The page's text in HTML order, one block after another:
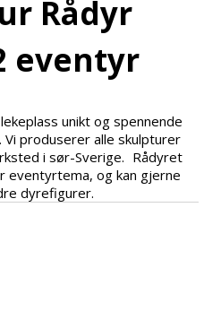
Rådyr
eventyr
unikt og spennende
produserer alle skulpturer
i sør-Sverige. Rådyret
eventyrtema, og kan gjerne
dyrefigurer.